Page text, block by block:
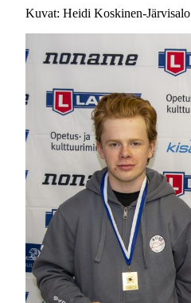
Kuvat: Heidi Koskinen-Järvisalo